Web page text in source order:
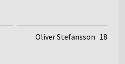
Oliver Stefansson 18